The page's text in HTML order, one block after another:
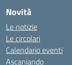
Novità
Le notizie
Le circolari
Calendario eventi
Ascaniando